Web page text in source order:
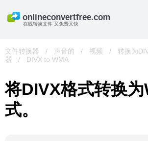
在线转换文件 又免费又快
文件转换器 / 声音的 / 视频 / 转换为
器
/ DIVX to WMA
将DIVX格式转换
式。